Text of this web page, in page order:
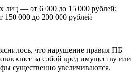
лиц — от 6 000 до 15 000 рублей;
000 до 200 000 рублей.
что нарушение правил ПБ
за собой вред имуществу или
существенно увеличиваются.